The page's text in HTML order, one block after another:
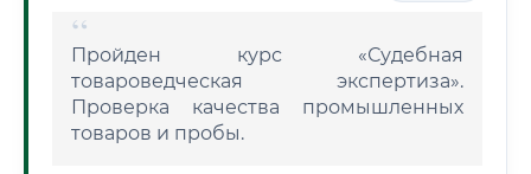
Пройден курс «Судебная
товароведческая экспертиза».
Проверка качества промышленных
товаров и пробы.